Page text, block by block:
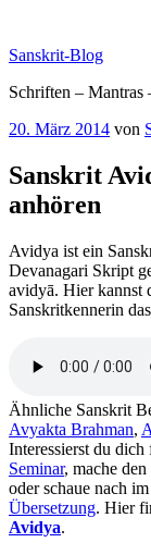
springen
Sanskrit-Blog
Schriften – Mantras
Veröffentlicht
20. März 2014 von
Sanskrit
anhören
Avidya ist ein
Devanagari Skript
avidyā. Hier kannst
Sanskritkennerin
Ähnliche Sanskrit
Avyakta Brahman,
Interessierst du
Seminar, mache
oder schaue nach
Übersetzung. Hier
Avidya.